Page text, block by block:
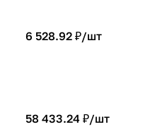
6 528.92 ₽/шт
58 433.24 ₽/шт